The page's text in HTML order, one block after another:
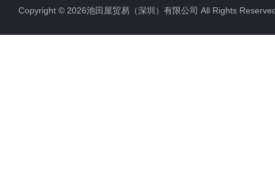
Copyright © 2026池田屋贸易（深圳）有限公司 All Rights